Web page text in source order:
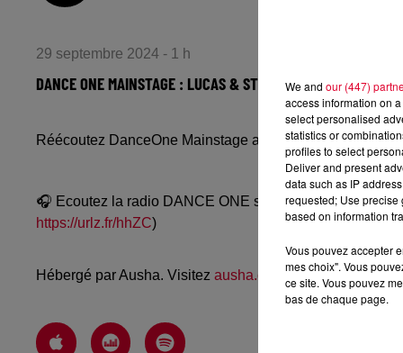
29 septembre 2024 - 1 h
DANCE ONE MAINSTAGE : LUCAS & STEVE
Réécoutez DanceOne Mainstage avec Lucas & Steve
🎧 Ecoutez la radio DANCE ONE sur www.danceone.fr,
https://urlz.fr/hhZC)
Hébergé par Ausha. Visitez ausha.co/politique-de-
We and our (447)
access information on
select personalised
statistics or
profiles to select
Deliver and present
data such as IP
requested; Use precise
based on information
Vous pouvez accepter
mes choix". Vous
ce site. Vous pouvez
bas de chaque page.